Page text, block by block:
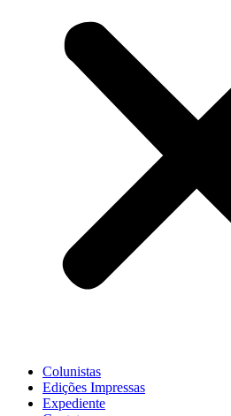
Colunistas
Edições Impressas
Expediente